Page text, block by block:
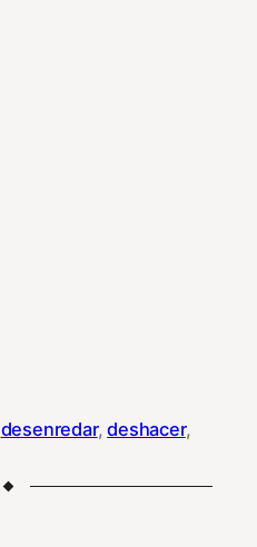
desenredar, deshacer